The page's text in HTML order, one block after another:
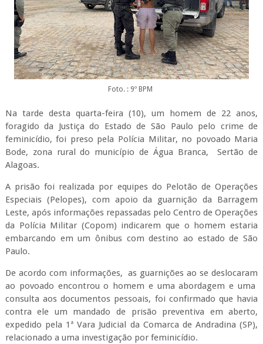
Foto. : 9º BPM
Na tarde desta quarta-feira (10), um homem de 22 anos,
foragido da Justiça do Estado de São Paulo pelo crime de
feminicídio, foi preso pela Polícia Militar, no povoado Maria
Bode, zona rural do município de Água Branca, Sertão de
Alagoas.
A prisão foi realizada por equipes do Pelotão de Operações
Especiais (Pelopes), com apoio da guarnição da Barragem
Leste, após informações repassadas pelo Centro de Operações
da Polícia Militar (Copom) indicarem que o homem estaria
embarcando em um ônibus com destino ao estado de São
Paulo.
De acordo com informações, as guarnições ao se deslocaram
ao povoado encontrou o homem e uma abordagem e uma
consulta aos documentos pessoais, foi confirmado que havia
contra ele um mandado de prisão preventiva em aberto,
expedido pela 1ª Vara Judicial da Comarca de Andradina (SP),
relacionado a uma investigação por feminicídio.